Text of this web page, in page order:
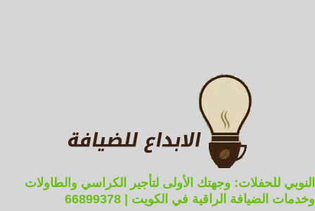
النوبي للحفلات: وجهتك الأولى لتأجير الكراسي والطاولات
وخدمات الضيافة الراقية في الكويت | 66899378